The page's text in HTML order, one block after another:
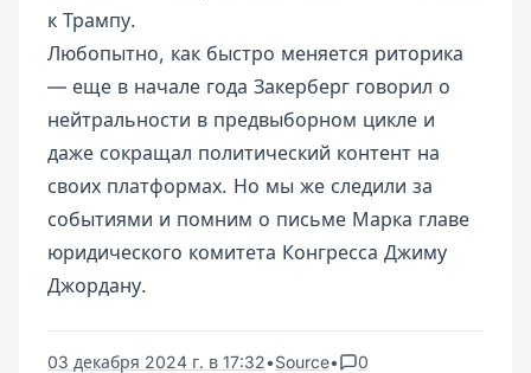
к Трампу.
Любопытно, как быстро меняется риторика
— еще в начале года Закерберг говорил о
нейтральности в предвыборном цикле и
даже сокращал политический контент на
своих платформах. Но мы же следили за
событиями и помним о письме Марка главе
юридического комитета Конгресса Джиму
Джордану.
03 декабря 2024 г. в 17:32•Source• 0